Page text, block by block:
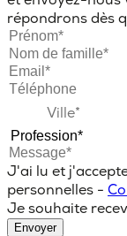
répondrons dès
J'ai lu et
personnelles -
Je souhaite
Envoyer